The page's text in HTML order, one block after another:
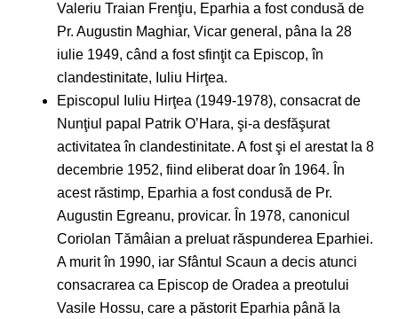
Valeriu Traian Frenţiu, Eparhia a fost condusă de
Pr. Augustin Maghiar, Vicar general, pâna la 28
iulie 1949, când a fost sfinţit ca Episcop, în
clandestinitate, Iuliu Hirţea.
Episcopul Iuliu Hirţea (1949-1978), consacrat de
Nunţiul papal Patrik O’Hara, şi-a desfăşurat
activitatea în clandestinitate. A fost şi el arestat la 8
decembrie 1952, fiind eliberat doar în 1964. În
acest răstimp, Eparhia a fost condusă de Pr.
Augustin Egreanu, provicar. În 1978, canonicul
Coriolan Tămâian a preluat răspunderea Eparhiei.
A murit în 1990, iar Sfântul Scaun a decis atunci
consacrarea ca Episcop de Oradea a preotului
Vasile Hossu, care a păstorit Eparhia până la